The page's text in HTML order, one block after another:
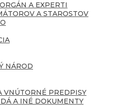
A EXPERTI
A STAROSTOV
NÁROD
VNÚTORNÉ PREDPISY
A INÉ DOKUMENTY